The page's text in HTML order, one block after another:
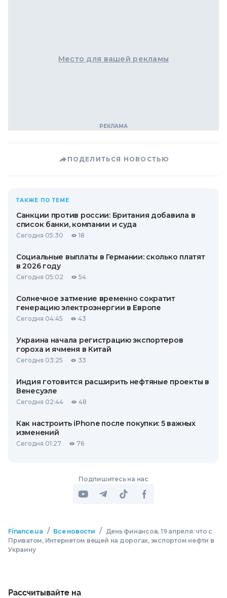
Место для вашей рекламы
ПОДЕЛИТЬСЯ НОВОСТЬЮ
ТАКЖЕ ПО ТЕМЕ
Санкции против россии: Британия добавила в
список банки, компании и суда
Сегодня 05:30 18
Социальные выплаты в Германии: сколько платят
в 2026 году
Сегодня 05:02 54
Солнечное затмение временно сократит
генерацию электроэнергии в Европе
Сегодня 04:45 43
Украина начала регистрацию экспортеров
гороха и ячменя в Китай
Сегодня 03:25 33
Индия готовится расширить нефтяные проекты в
Венесуэле
Сегодня 02:44 48
Как настроить iPhone после покупки: 5 важных
изменений
Сегодня 01:27 76
Подпишитесь на нас
Finance.ua / Все новости /
День финансов, 19 апреля: что с
Приватом, Интернетом вещей на дорогах, экспортом нефти в
Украину
Рассчитывайте на